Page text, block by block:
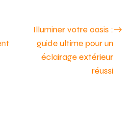
Illuminer votre oasis :
guide ultime pour un
éclairage extérieur
réussi